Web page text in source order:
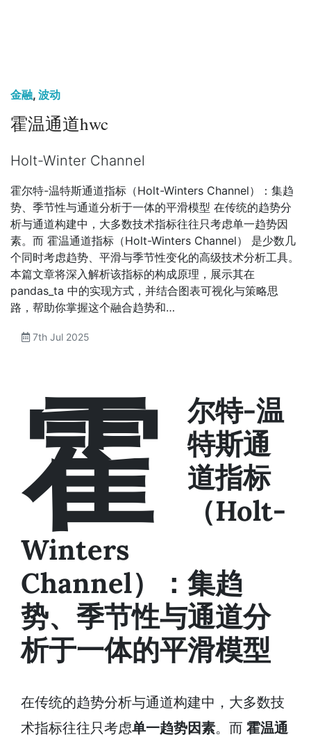
金融, 波动
霍温通道hwc
Holt-Winter Channel
霍尔特-温特斯通道指标（Holt-Winters Channel）：集趋
势、季节性与通道分析于一体的平滑模型 在传统的趋势分
析与通道构建中，大多数技术指标往往只考虑单一趋势因
素。而 霍温通道指标（Holt-Winters Channel） 是少数几
个同时考虑趋势、平滑与季节性变化的高级技术分析工具。
本篇文章将深入解析该指标的构成原理，展示其在
pandas_ta 中的实现方式，并结合图表可视化与策略思
路，帮助你掌握这个融合趋势和…
7th Jul 2025
霍
尔特-温
特斯通
道指标
（Holt-
Winters
Channel）：集趋
势、季节性与通道分
析于一体的平滑模型
在传统的趋势分析与通道构建中，大多数技
术指标往往只考虑单一趋势因素。而 霍温通